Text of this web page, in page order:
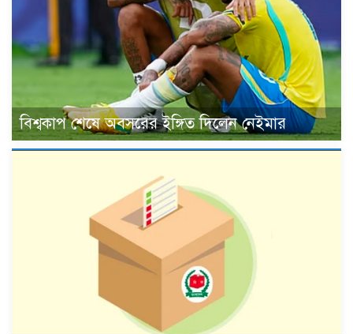
বিশ্বকাপ শেষে অবসরের ইঙ্গিত দিলেন নেইমার